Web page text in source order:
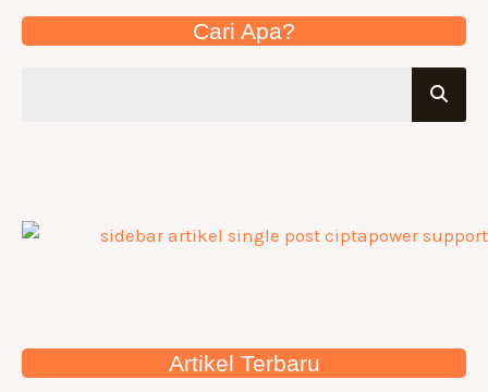
Cari Apa?
Artikel Terbaru